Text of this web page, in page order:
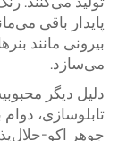
پایدار باقی
بیرونی مانند
می‌سازد.
دلیل دیگر
تابلوسازی،
جوهر اکو-